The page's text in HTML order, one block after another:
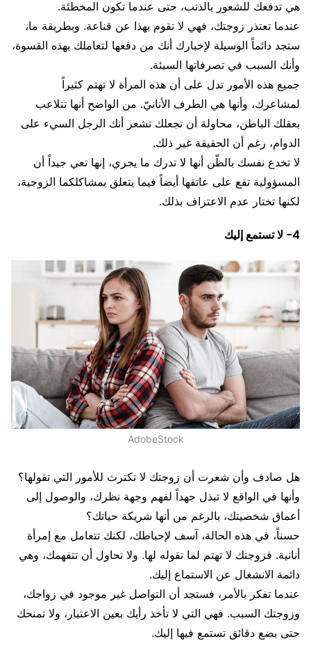
هي تدفعك للشعور بالذنب، حتى عندما تكون المخطئة.
عندما تعتذر زوجتك، فهي لا تقوم بهذا عن قناعة. وبطريقة ما،
ستجد دائماً الوسيلة لإخبارك أنك من دفعها لتعاملك بهذه القسوة،
وأنك السبب في تصرفاتها السيئة.
جميع هذه الأمور تدل على أن هذه المرأة لا تهتم كثيراً
لمشاعرك، وأنها هي الطرف الأنانيّ. من الواضح أنها تتلاعب
بعقلك الباطن، محاولة أن تجعلك تشعر أنك الرجل السيء على
الدوام، رغم أن الحقيقة غير ذلك.
لا تخدع نفسك بالظّن أنها لا تدرك ما يجري، إنها تعي جيداً أن
المسؤولية تقع على عاتقها أيضاً فيما يتعلق بمشاكلكما الزوجية،
لكنها تختار عدم الاعتراف بذلك.
4- لا تستمع إليك
AdobeStock
هل صادف وأن شعرت أن زوجتك لا تكترث للأمور التي تقولها؟
وأنها في الواقع لا تبذل جهداً لفهم وجهة نظرك، والوصول إلى
أعماق شخصيتك، بالرغم من أنها شريكة حياتك؟
حسناً، في هذه الحالة، آسف لإحباطك، لكنك تتعامل مع إمرأة
أنانية. فزوجتك لا تهتم لما تقوله لها. ولا تحاول أن تتفهمك، وهي
دائمة الانشغال عن الاستماع إليك.
عندما تفكر بالأمر، فستجد أن التواصل غير موجود في زواجك،
وزوجتك السبب. فهي التي لا تأخذ رأيك بعين الاعتبار، ولا تمنحك
حتى بضع دقائق تستمع فيها إليك.